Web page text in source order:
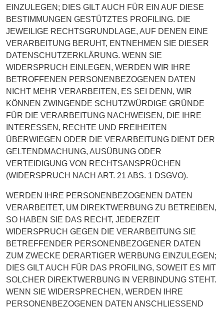
EINZULEGEN; DIES GILT AUCH FÜR EIN AUF DIESE
BESTIMMUNGEN GESTÜTZTES PROFILING. DIE
JEWEILIGE RECHTSGRUNDLAGE, AUF DENEN EINE
VERARBEITUNG BERUHT, ENTNEHMEN SIE DIESER
DATENSCHUTZERKLÄRUNG. WENN SIE
WIDERSPRUCH EINLEGEN, WERDEN WIR IHRE
BETROFFENEN PERSONENBEZOGENEN DATEN
NICHT MEHR VERARBEITEN, ES SEI DENN, WIR
KÖNNEN ZWINGENDE SCHUTZWÜRDIGE GRÜNDE
FÜR DIE VERARBEITUNG NACHWEISEN, DIE IHRE
INTERESSEN, RECHTE UND FREIHEITEN
ÜBERWIEGEN ODER DIE VERARBEITUNG DIENT DER
GELTENDMACHUNG, AUSÜBUNG ODER
VERTEIDIGUNG VON RECHTSANSPRÜCHEN
(WIDERSPRUCH NACH ART. 21 ABS. 1 DSGVO).
WERDEN IHRE PERSONENBEZOGENEN DATEN
VERARBEITET, UM DIREKTWERBUNG ZU BETREIBEN,
SO HABEN SIE DAS RECHT, JEDERZEIT
WIDERSPRUCH GEGEN DIE VERARBEITUNG SIE
BETREFFENDER PERSONENBEZOGENER DATEN
ZUM ZWECKE DERARTIGER WERBUNG EINZULEGEN;
DIES GILT AUCH FÜR DAS PROFILING, SOWEIT ES MIT
SOLCHER DIREKTWERBUNG IN VERBINDUNG STEHT.
WENN SIE WIDERSPRECHEN, WERDEN IHRE
PERSONENBEZOGENEN DATEN ANSCHLIESSEND